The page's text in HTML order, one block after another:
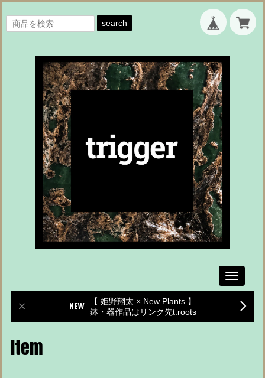
search
Toggle
【 姫野翔太 × New Plants 】
鉢・器作品はリンク先t.roots
Item